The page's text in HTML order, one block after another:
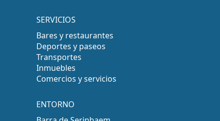
SERVICIOS
Bares y restaurantes
Deportes y paseos
Transportes
Inmuebles
Comercios y servicios
ENTORNO